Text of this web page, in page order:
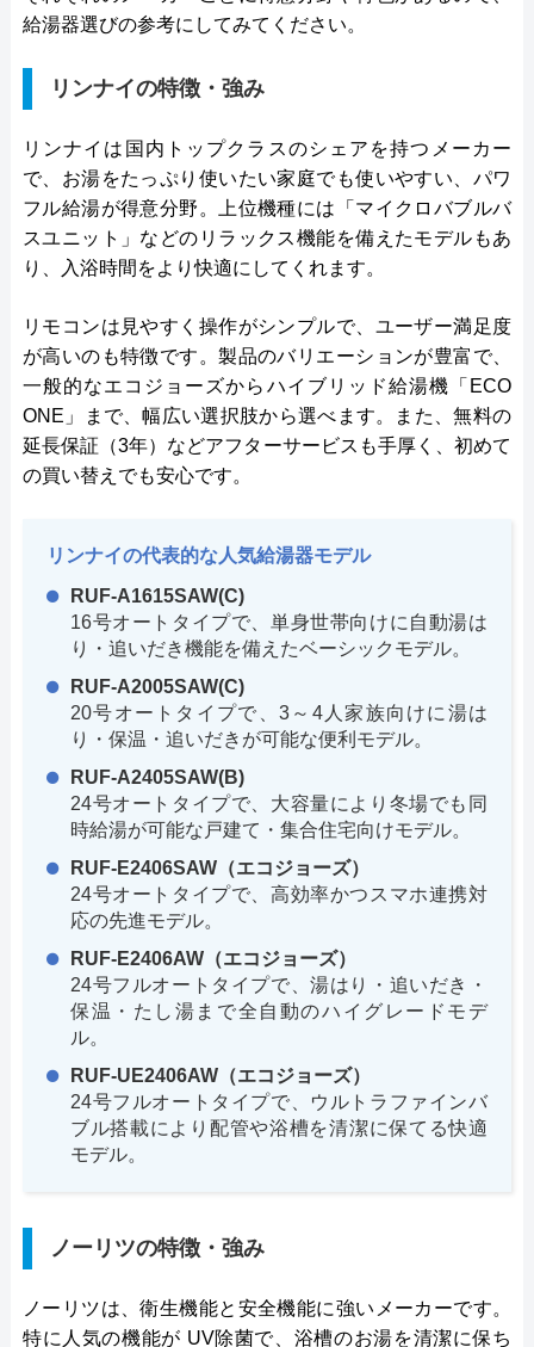
給湯器選びの参考にしてみてください。
リンナイの特徴・強み
リンナイは国内トップクラスのシェアを持つメーカー
で、お湯をたっぷり使いたい家庭でも使いやすい、パワ
フル給湯が得意分野。上位機種には「マイクロバブルバ
スユニット」などのリラックス機能を備えたモデルもあ
り、入浴時間をより快適にしてくれます。
リモコンは見やすく操作がシンプルで、ユーザー満足度
が高いのも特徴です。製品のバリエーションが豊富で、
一般的なエコジョーズからハイブリッド給湯機「ECO
ONE」まで、幅広い選択肢から選べます。また、無料の
延長保証（3年）などアフターサービスも手厚く、初めて
の買い替えでも安心です。
リンナイの代表的な人気給湯器モデル
RUF-A1615SAW(C)
16号オートタイプで、単身世帯向けに自動湯は
り・追いだき機能を備えたベーシックモデル。
RUF-A2005SAW(C)
20号オートタイプで、3～4人家族向けに湯は
り・保温・追いだきが可能な便利モデル。
RUF-A2405SAW(B)
24号オートタイプで、大容量により冬場でも同
時給湯が可能な戸建て・集合住宅向けモデル。
RUF-E2406SAW（エコジョーズ）
24号オートタイプで、高効率かつスマホ連携対
応の先進モデル。
RUF-E2406AW（エコジョーズ）
24号フルオートタイプで、湯はり・追いだき・
保温・たし湯まで全自動のハイグレードモデ
ル。
RUF-UE2406AW（エコジョーズ）
24号フルオートタイプで、ウルトラファインバ
ブル搭載により配管や浴槽を清潔に保てる快適
モデル。
ノーリツの特徴・強み
ノーリツは、衛生機能と安全機能に強いメーカーです。
特に人気の機能が UV除菌で、浴槽のお湯を清潔に保ち